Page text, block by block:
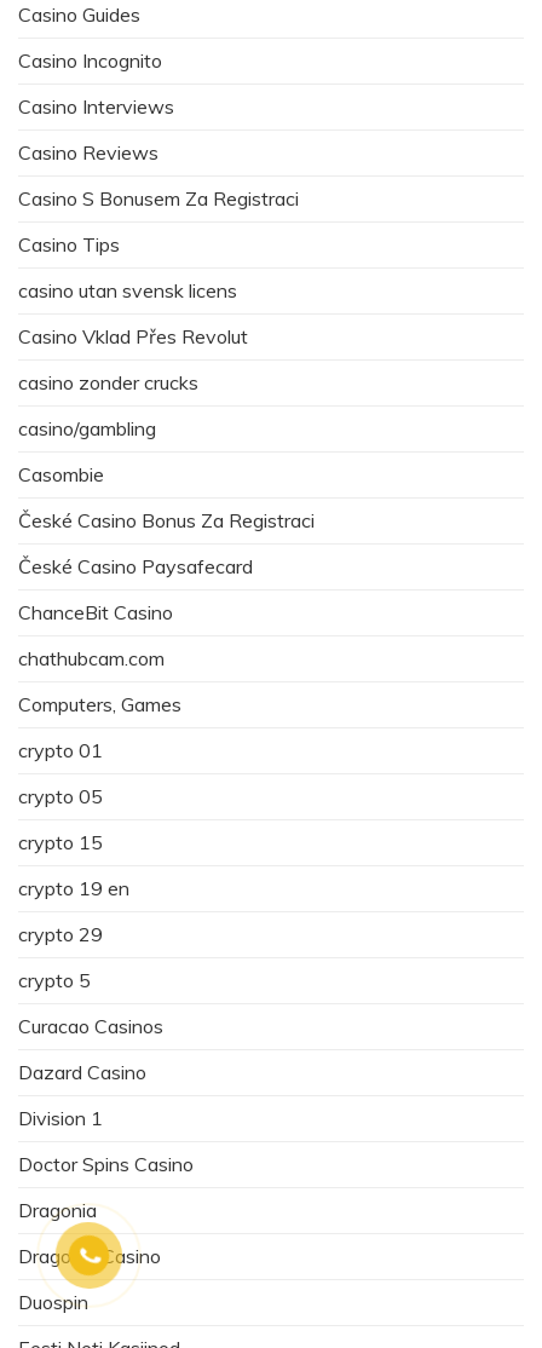
Casino Guides
Casino Incognito
Casino Interviews
Casino Reviews
Casino S Bonusem Za Registraci
Casino Tips
casino utan svensk licens
Casino Vklad Přes Revolut
casino zonder crucks
casino/gambling
Casombie
České Casino Bonus Za Registraci
České Casino Paysafecard
ChanceBit Casino
chathubcam.com
Computers, Games
crypto 01
crypto 05
crypto 15
crypto 19 en
crypto 29
crypto 5
Curacao Casinos
Dazard Casino
Division 1
Doctor Spins Casino
Dragonia
Dragonia Casino
Duospin